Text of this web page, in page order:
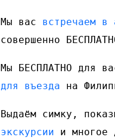
Мы вас встречаем в
совершенно
Мы БЕСПЛАТНО для
для въезда на
Выдаём симку,
экскурсии и многое